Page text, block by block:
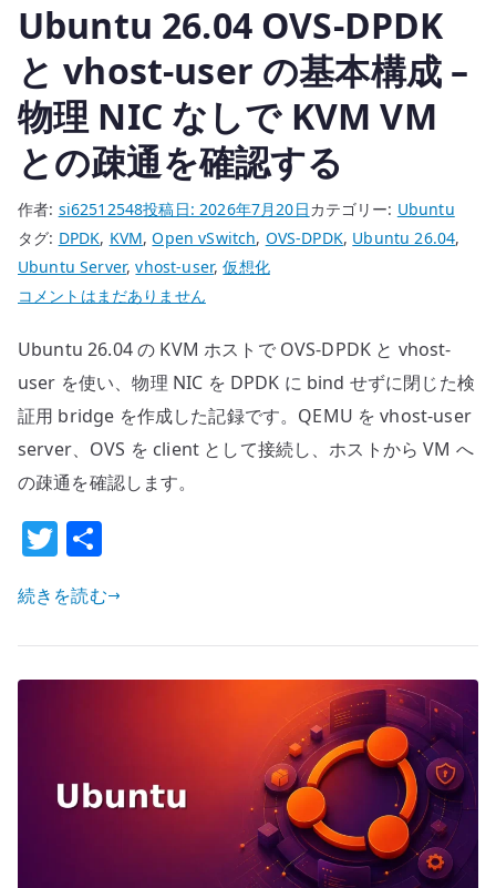
Ubuntu 26.04 OVS-DPDK
と vhost-user の基本構成 –
物理 NIC なしで KVM VM
との疎通を確認する
作者: si62512548投稿日:2026年7月20日カテゴリー: Ubuntu
タグ: DPDK, KVM,Open vSwitch, OVS-DPDK, Ubuntu 26.04,
Ubuntu Server,vhost-user,仮想化
Ubuntu
OVS-
DPDK
と
の
基
本
構
–
コメントはまだありません
Ubuntu 26.04 の KVM ホストで OVS-DPDK と vhost-
user を使い、物理 NIC を DPDK に bind せずに閉じた検
証用 bridge を作成した記録です。QEMU を vhost-user
server、OVS を client として接続し、ホストから VM へ
の疎通を確認します。
T
w
it
te
r
続きを読む